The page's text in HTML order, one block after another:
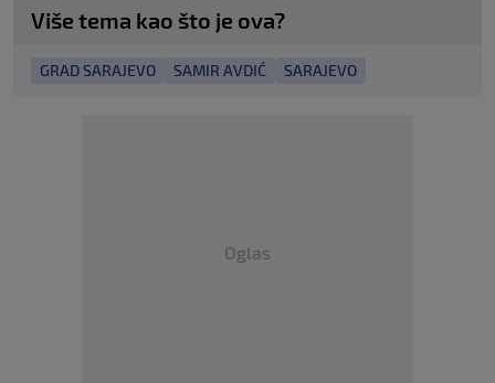
Više tema kao što je ova?
GRAD SARAJEVO SAMIR AVDIĆ SARAJEVO
Oglas